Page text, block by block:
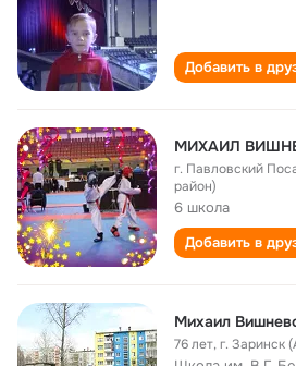
Добавить в
МИХАИЛ
г. Павловский
район)
6 школа
Добавить в
Михаил
76 лет,г. Заринск